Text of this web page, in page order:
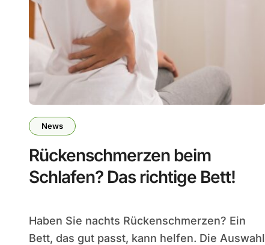
News
Rückenschmerzen beim
Schlafen? Das richtige Bett!
Haben Sie nachts Rückenschmerzen? Ein
Bett, das gut passt, kann helfen. Die Auswahl